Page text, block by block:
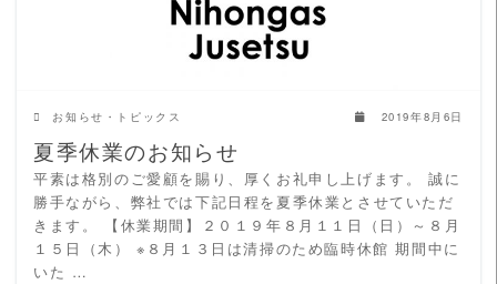
お知らせ・トピックス 2019年8月6日
夏季休業のお知らせ
平素は格別のご愛顧を賜り、厚くお礼申し上げます。 誠に
勝手ながら、弊社では下記日程を夏季休業とさせていただ
きます。 【休業期間】２０１９年８月１１日（日）～８月
１５日（木） ※８月１３日は清掃のため臨時休館 期間中に
いた …